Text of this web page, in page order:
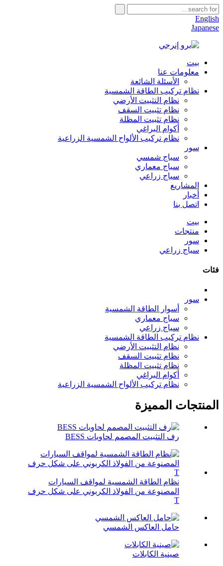
English
Japanese
بيت
معلومات عنا
الأسئلة الشائعة
نظام تركيب الطاقة الشمسية
نظام التثبيت الأرضي
نظام تثبيت السقف
نظام تثبيت المظلة
أكوام البراغي
نظام تركيب الألواح الشمسية الزراعية
سور
سياج شمسي
سياج معماري
سياج زراعي
المشاريع
أخبار
اتصل بنا
بيت
منتجات
سور
سياج زراعي
فئات
سور
أسوار الطاقة الشمسية
سياج معماري
سياج زراعي
نظام تركيب الطاقة الشمسية
نظام التثبيت الأرضي
نظام تثبيت السقف
نظام تثبيت المظلة
أكوام البراغي
نظام تركيب الألواح الشمسية الزراعية
المنتجات المميزة
رف التثبيت المصمم لحاويات BESS
نظام الطاقة الشمسية لمواقف السيارات
المصنوعة من الفولاذ الكربوني على شكل حرف
T
حامل العاكس الشمسي
صينية الكابلات